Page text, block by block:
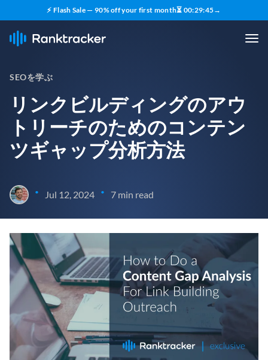
⚡ Flash Sale — 90% off your first month⏳ 00:29:44→
SEOを学ぶ
リンクビルディングのアウ
トリーチのためのコンテン
ツギャップ分析方法
• Jul 12, 2024 • 7 min read